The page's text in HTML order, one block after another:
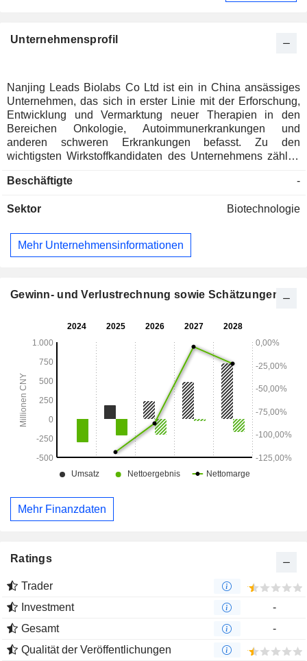
Unternehmensprofil
Nanjing Leads Biolabs Co Ltd ist ein in China ansässiges
Unternehmen, das sich in erster Linie mit der Erforschung,
Entwicklung und Vermarktung neuer Therapien in den
Bereichen Onkologie, Autoimmunerkrankungen und
anderen schweren Erkrankungen befasst. Zu den
wichtigsten Wirkstoffkandidaten des Unternehmens zählen
Präparat LBL-024 des Unternehmens wird hauptsächlich zur
Karzinom (EP-NEC), kleinzelligem Lungenkrebs (SCLC),
Lungenkrebs (NSCLC), Plattenepithelkarzinom des
Ösophagus (ESCC), Leberzellkarzinom (HCC), Magenkrebs
Technologieplattformen entwickelt, darunter die LeadsBod-
Plattform (eine 4-1BB-Engager-Plattform) sowie mehrere
Fusionsproteine. Das Unternehmen ist hauptsächlich auf
dem heimischen Markt tätig.
Beschäftigte -
Sektor Biotechnologie
Mehr Unternehmensinformationen
Gewinn- und Verlustrechnung sowie Schätzungen
Mehr Finanzdaten
Ratings
Trader
Investment
-
Gesamt
-
Qualität der Veröffentlichungen